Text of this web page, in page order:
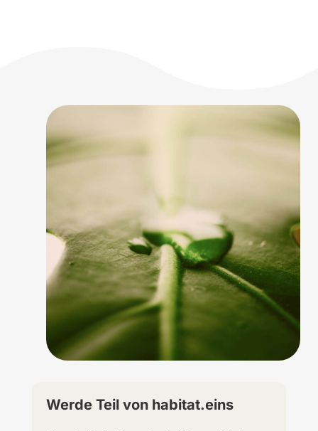
Werde Teil von habitat.eins